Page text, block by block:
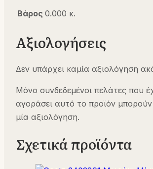
Βάρος 0.000 κ.
Αξιολογήσεις
Δεν υπάρχει καμία αξιολόγηση
Μόνο συνδεδεμένοι πελάτες που
αγοράσει αυτό το προϊόν
μία αξιολόγηση.
Σχετικά προϊόντα